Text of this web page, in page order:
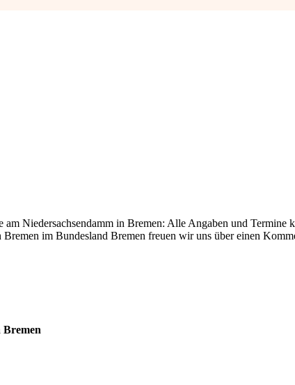
Niedersachsendamm in Bremen: Alle Angaben und
im Bundesland Bremen freuen wir uns über einen
Bremen